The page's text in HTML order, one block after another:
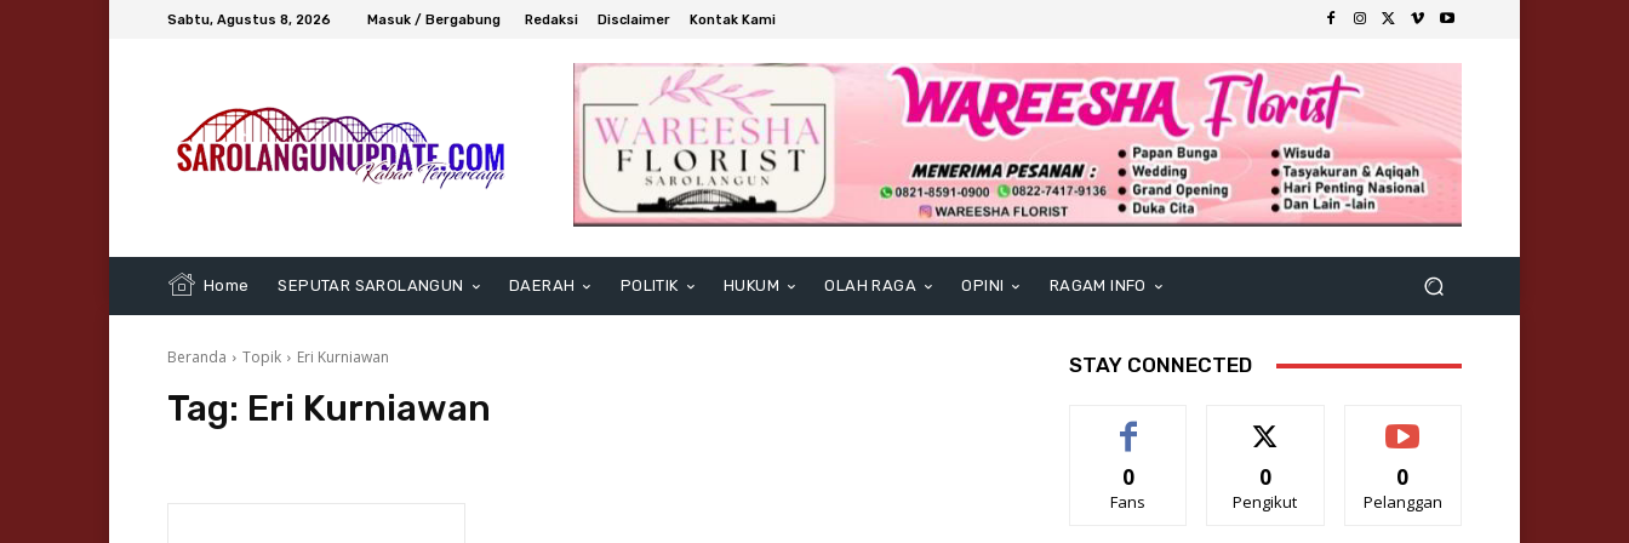
Sabtu, Agustus 8, 2026 Masuk / Bergabung Redaksi Disclaimer Kontak Kami
Home SEPUTAR SAROLANGUN DAERAH POLITIK HUKUM OLAH RAGA OPINI RAGAM INFO
Beranda Topik Eri Kurniawan
Tag: Eri Kurniawan
STAY CONNECTED
0
Fans
0
Pengikut
0
Pelanggan